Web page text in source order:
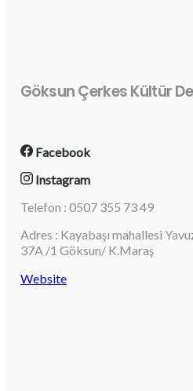
Göksun Çerkes Kültür
Facebook
Instagram
Telefon : 0507 355 73 49
Adres : Kayabaşı mahallesi
37A /1 Göksun/ K.Maraş
Website